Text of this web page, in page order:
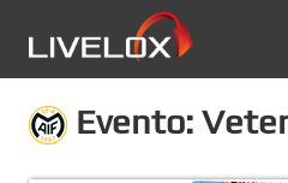
Evento: